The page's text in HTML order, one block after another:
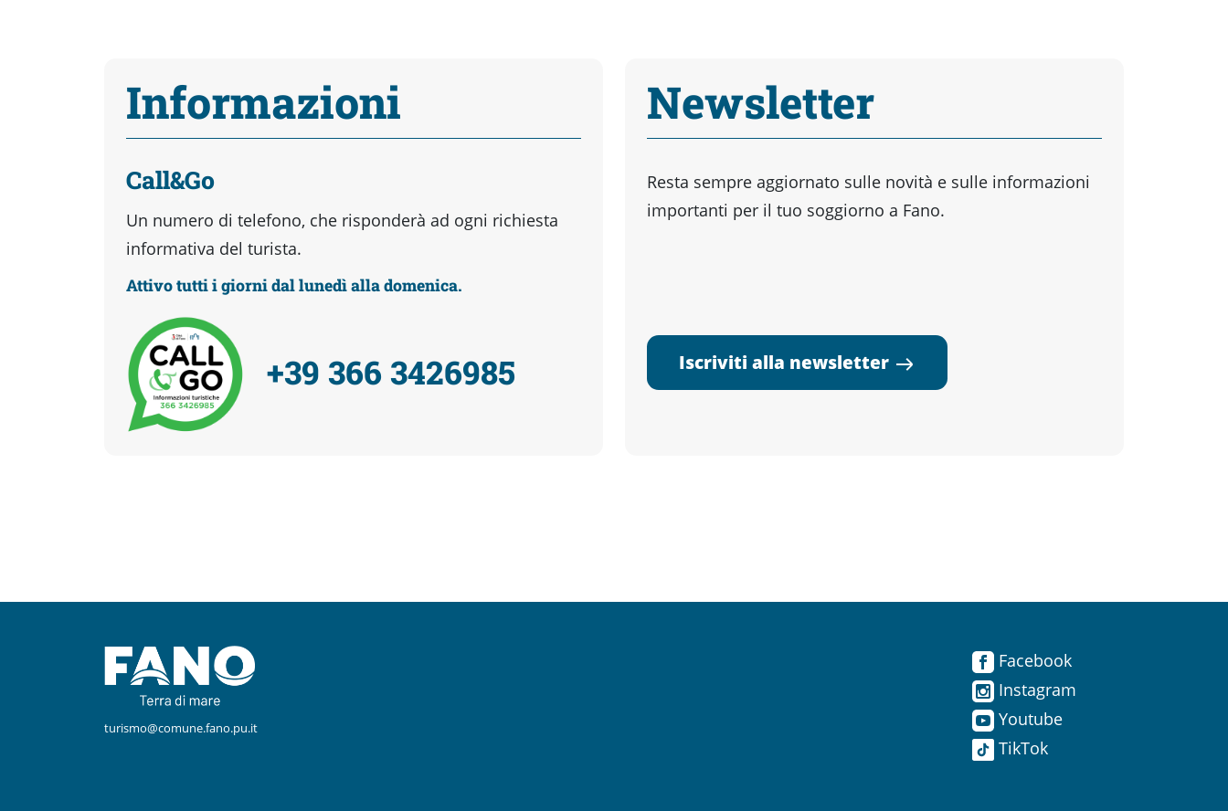
Instagram
Informazioni
Call&Go
Un numero di telefono, che risponderà ad ogni richiesta
informativa del turista.
Attivo tutti i giorni dal lunedì alla domenica.
+39 366 3426985
Newsletter
Resta sempre aggiornato sulle novità e sulle informazioni
importanti per il tuo soggiorno a Fano.
Iscriviti alla newsletter
turismo@comune.fano.pu.it
Facebook
Instagram
Youtube
TikTok